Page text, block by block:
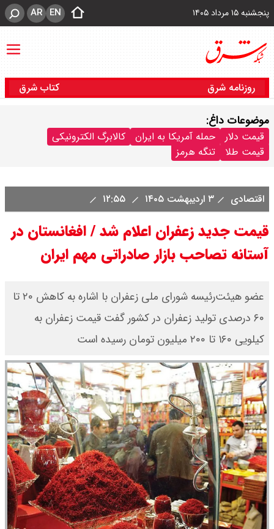
پنجشنبه ۱۵ مرداد ۱۴۰۵ EN
AR
روزنامه شرق کتاب شرق
موضوعات داغ:
قیمت دلار حمله آمریکا به ایران
کالابرگ الکترونیکی
قیمت طلا
تنگه هرمز
اقتصادی ۳ اردیبهشت ۱۴۰۵
قیمت جدید زعفران اعلام شد / افغانستان در
آستانه تصاحب بازار صادراتی مهم ایران
عضو هیئت‌رئیسه شورای ملی زعفران با اشاره به کاهش ۲۰ تا
۶۰ درصدی تولید زعفران در کشور گفت قیمت زعفران به
کیلویی ۱۶۰ تا ۲۰۰ میلیون تومان رسیده است